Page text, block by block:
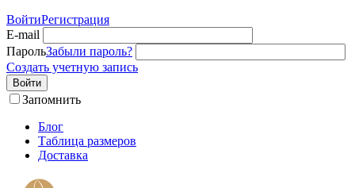
ВойтиРегистрация
E-mail
ПарольЗабыли пароль?
Создать учетную запись
Войти
Запомнить
Блог
Таблица размеров
Доставка